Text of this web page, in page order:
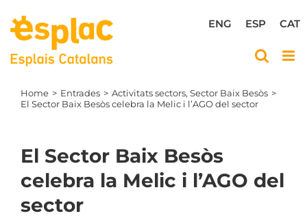
content
CAT
ESP
ENG
Home Entrades Activitats sectors Sector Baix Besòs
El Sector Baix Besòs celebra la Melic i l’AGO del sector
El Sector Baix Besòs
celebra la Melic i l’AGO del
sector